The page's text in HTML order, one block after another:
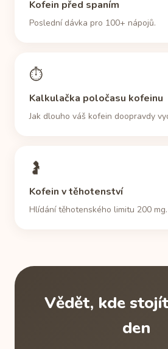
ranní káva dostane i zdravého
mg.
Kofein před spaním
Poslední dávka pro 100+ nápojů.
⏱
Kalkulačka poločasu kofeinu
Jak dlouho váš kofein doopravdy
🤰
Kofein v těhotenství
Hlídání těhotenského limitu 200 mg.
Vědět, kde
den